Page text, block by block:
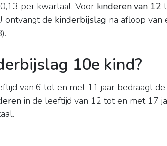
per kwartaal. Voor kinderen van 12
ontvangt de kinderbijslag na afloop van
10e kind?
van 6 tot en met 11 jaar bedraagt de
in de leeftijd van 12 tot en met 17